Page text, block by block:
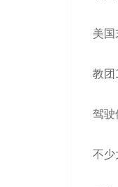
美国
教团
驾驶
不少